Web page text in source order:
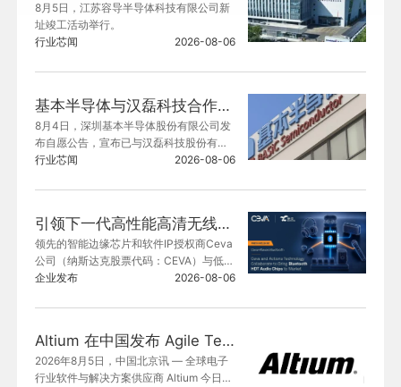
8月5日，江苏容导半导体科技有限公司新
址竣工活动举行。
行业芯闻
2026-08-06
基本半导体与汉磊科技合作加快8英寸碳化硅晶圆开发及量产
8月4日，深圳基本半导体股份有限公司发
布自愿公告，宣布已与汉磊科技股份有限
公司达成战略合作。双方将在前期长期合
及量产。
行业芯闻 2026-08-06
引领下一代高性能高清无线音频， 炬芯科技ATS296X重磅搭载Ceva蓝牙HDT平台
领先的智能边缘芯片和软件IP授权商Ceva
公司（纳斯达克股票代码：CEVA）与低功
耗AIoT无线音频芯片设计领军企业炬芯科
载Ceva-Waves™蓝牙高数据吞吐量（HD
片。
企业发布 2026-08-06
Altium 在中国发布 Agile Teams
2026年8月5日，中国北京讯 — 全球电子
行业软件与解决方案供应商 Altium 今日宣